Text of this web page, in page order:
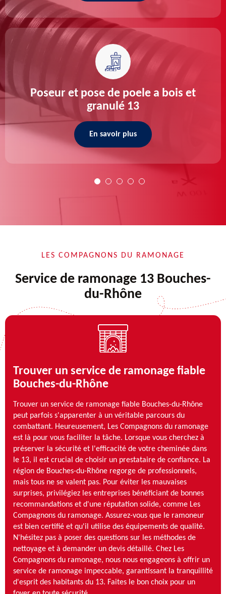
Poseur et pose de poele a bois et
granulé 13
En savoir plus
LES COMPAGNONS DU RAMONAGE
Service de ramonage 13 Bouches-
du-Rhône
Trouver un service de ramonage fiable
Bouches-du-Rhône
Trouver un service de ramonage fiable Bouches-du-Rhône
peut parfois s'apparenter à un véritable parcours du
combattant. Heureusement, Les Compagnons du ramonage
est là pour vous faciliter la tâche. Lorsque vous cherchez à
préserver la sécurité et l'efficacité de votre cheminée dans
le 13, il est crucial de choisir un prestataire de confiance. La
région de Bouches-du-Rhône regorge de professionnels,
mais tous ne se valent pas. Pour éviter les mauvaises
surprises, privilégiez les entreprises bénéficiant de bonnes
recommandations et d'une réputation solide, comme Les
Compagnons du ramonage. Assurez-vous que le ramoneur
est bien certifié et qu'il utilise des équipements de qualité.
N'hésitez pas à poser des questions sur les méthodes de
nettoyage et à demander un devis détaillé. Chez Les
Compagnons du ramonage, nous nous engageons à offrir un
service de ramonage impeccable, garantissant la tranquillité
d'esprit des habitants du 13. Faites le bon choix pour un